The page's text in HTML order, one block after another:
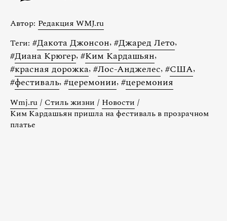
Автор: Редакция WMJ.ru
Теги: #Дакота Джонсон, #Джаред Лето,
#Диана Крюгер, #Ким Кардашьян,
#красная дорожка, #Лос-Анджелес, #США,
#фестиваль, #церемонии, #церемония
Wmj.ru / Стиль жизни / Новости /
Ким Кардашьян пришла на фестиваль в прозрачном
платье